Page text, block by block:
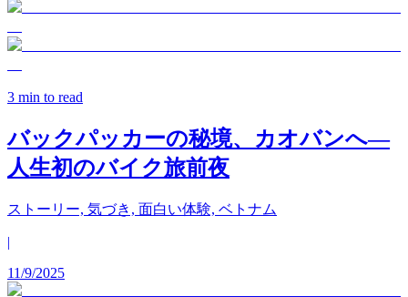
3 min to read
バックパッカーの秘境、カオバンへ—
人生初のバイク旅前夜
ストーリー, 気づき, 面白い体験, ベトナム
|
11/9/2025